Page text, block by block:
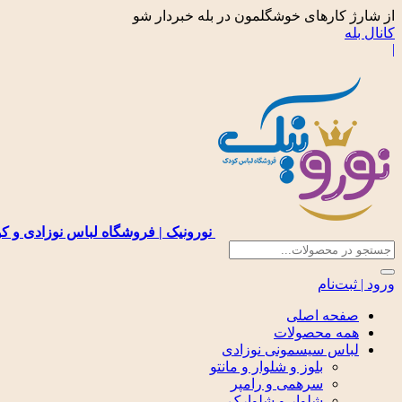
از شارژ کارهای خوشگلمون در بله خبردار شو
کانال بله
|
نورونیک | فروشگاه لباس نوزادی و
ورود | ثبت‌نام
صفحه اصلی
همه محصولات
لباس سیسمونی نوزادی
بلوز و شلوار و مانتو
سرهمی و رامپر